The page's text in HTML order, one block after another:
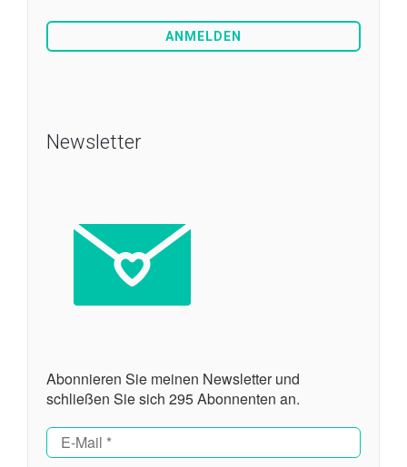
Newsletter
Abonnieren Sie meinen Newsletter und
schließen Sie sich 295 Abonnenten an.